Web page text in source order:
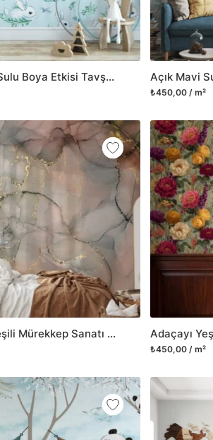
Açık Mavi Sulu Boya Etkisi Tavşan ve Yusufçuk Duvar Kağıdı, Tavşan Desenli Çocuk Odası 3D Duvar Posteri
₺450,00 / m²
Adaçayı Yeşili Mürekkep Sanatı Duvar Kağıdı, Serin Tonlarda 3D Duvar Posteri
₺450,00 / m²